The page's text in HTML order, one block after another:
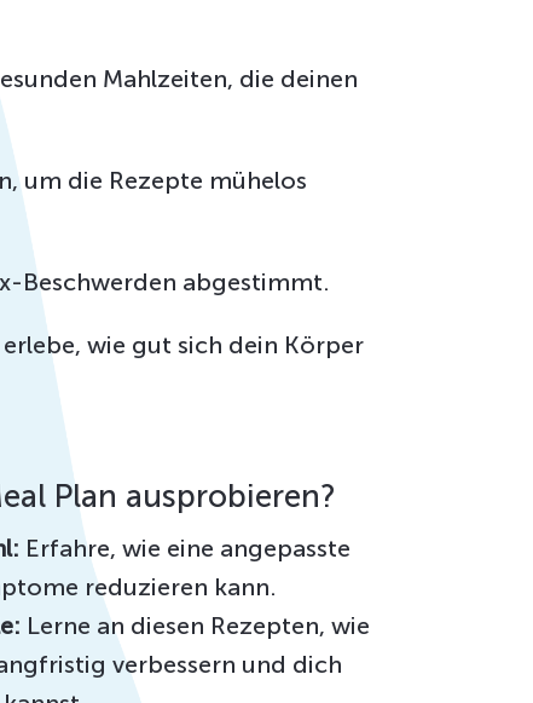
Mahlzeiten, die deinen
um die Rezepte mühelos
Beschwerden abgestimmt.
wie gut sich dein Körper
Plan ausprobieren?
Erfahre, wie eine angepasste
reduzieren kann.
Lerne an diesen Rezepten, wie
verbessern und dich